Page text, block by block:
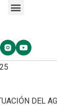
DEL